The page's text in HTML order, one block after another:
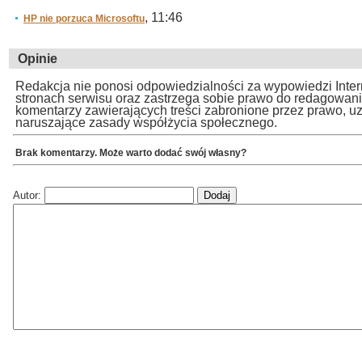
HP nie porzuca Microsoftu, 11:46
Opinie
Redakcja nie ponosi odpowiedzialności za wypowiedzi
stronach serwisu oraz zastrzega sobie prawo do
komentarzy zawierających treści zabronione przez prawo,
naruszające zasady współżycia społecznego.
Brak komentarzy. Może warto dodać swój własny?
Autor: